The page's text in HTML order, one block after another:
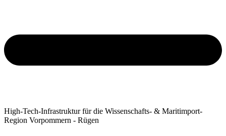
High-Tech-Infrastruktur für die Wissenschafts- & Maritimport-
Region Vorpommern - Rügen